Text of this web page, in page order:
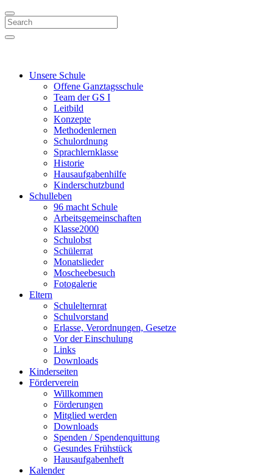
Search
Unsere Schule
Offene Ganztagsschule
Team der GS I
Leitbild
Konzepte
Methodenlernen
Schulordnung
Sprachlernklasse
Historie
Hausaufgabenhilfe
Kinderschutzbund
Schulleben
96 macht Schule
Arbeitsgemeinschaften
Klasse2000
Schulobst
Schülerrat
Monatslieder
Moscheebesuch
Fotogalerie
Eltern
Schulelternrat
Schulvorstand
Erlasse, Verordnungen, Gesetze
Vor der Einschulung
Links
Downloads
Kinderseiten
Förderverein
Willkommen
Förderungen
Mitglied werden
Downloads
Spenden / Spendenquittung
Gesundes Frühstück
Hausaufgabenheft
Kalender